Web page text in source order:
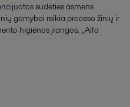
sudėties asmens
gamybai reikia proceso žinių ir
higienos įrangos. „Alfa